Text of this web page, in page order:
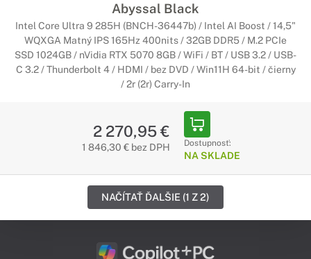
Abyssal Black
Intel Core Ultra 9 285H (BNCH-36447b) / Intel AI Boost / 14,5"
WQXGA Matný IPS 165Hz 400nits / 32GB DDR5 / M.2 PCIe
SSD 1024GB / nVidia RTX 5070 8GB / WiFi / BT / USB 3.2 / USB-
C 3.2 / Thunderbolt 4 / HDMI / bez DVD / Win11H 64-bit / čierny
/ 2r (2r) Carry-In
2 270,95 €
1 846,30 € bez DPH Dostupnosť:
NA SKLADE
NAČÍTAŤ ĎALŠIE (1 Z 2)